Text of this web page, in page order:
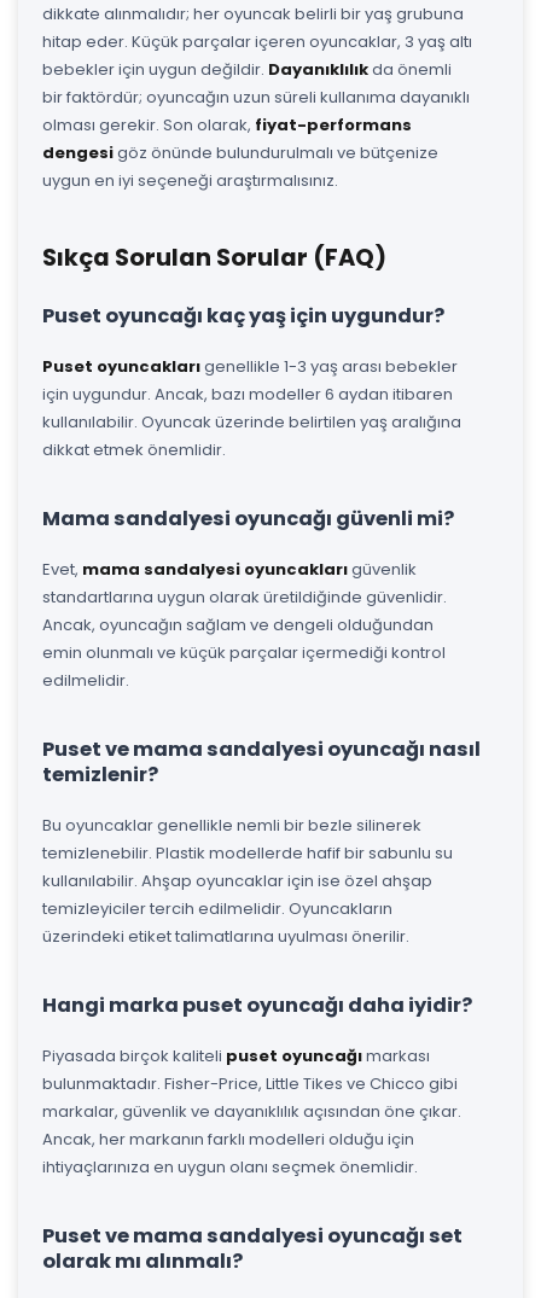
dikkate alınmalıdır; her oyuncak belirli bir yaş grubuna
hitap eder. Küçük parçalar içeren oyuncaklar, 3 yaş altı
bebekler için uygun değildir. Dayanıklılıkda önemli
bir faktördür; oyuncağın uzun süreli kullanıma dayanıklı
olması gerekir. Son olarak, fiyat-performans
dengesigöz önünde bulundurulmalı ve bütçenize
uygun en iyi seçeneği araştırmalısınız.
Sıkça Sorulan Sorular (FAQ)
Puset oyuncağı kaç yaş için uygundur?
Puset oyuncaklarıgenellikle 1-3 yaş arası bebekler
için uygundur. Ancak, bazı modeller 6 aydan itibaren
kullanılabilir. Oyuncak üzerinde belirtilen yaş aralığına
dikkat etmek önemlidir.
Mama sandalyesi oyuncağı güvenli mi?
Evet, mama sandalyesi oyuncaklarıgüvenlik
standartlarına uygun olarak üretildiğinde güvenlidir.
Ancak, oyuncağın sağlam ve dengeli olduğundan
emin olunmalı ve küçük parçalar içermediği kontrol
edilmelidir.
Puset ve mama sandalyesi oyuncağı nasıl
temizlenir?
Bu oyuncaklar genellikle nemli bir bezle silinerek
temizlenebilir. Plastik modellerde hafif bir sabunlu su
kullanılabilir. Ahşap oyuncaklar için ise özel ahşap
temizleyiciler tercih edilmelidir. Oyuncakların
üzerindeki etiket talimatlarına uyulması önerilir.
Hangi marka puset oyuncağı daha iyidir?
Piyasada birçok kaliteli puset oyuncağımarkası
bulunmaktadır. Fisher-Price, Little Tikes ve Chicco gibi
markalar, güvenlik ve dayanıklılık açısından öne çıkar.
Ancak, her markanın farklı modelleri olduğu için
ihtiyaçlarınıza en uygun olanı seçmek önemlidir.
Puset ve mama sandalyesi oyuncağı set
olarak mı alınmalı?